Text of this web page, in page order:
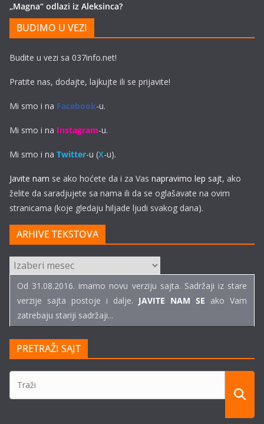
„Magna“ odlazi iz Aleksinca?
BUDIMO U VEZI
Budite u vezi sa 037info.net!
Pratite nas, dodajte, lajkujte ili se prijavite!
Mi smo i na Facebook-u.
Mi smo i na Instagram-u.
Mi smo i na Twitter-u (X-u).
Javite nam se ako hoćete da i za Vas napravimo lep sajt, ako
želite da saradjujete sa nama ili da se oglašavate na ovim
stranicama (koje gledaju hiljade ljudi svakog dana).
ARHIVE TEKSTOVA
ARHIVE
TEKSTOVA
Od 31.08.2016. imamo novu verziju sajta. Sadržaji iz stare
verzije sajta postoje i dalje. JAVITE NAM SE ako Vam
zatrebaju stariji sadržaji...
PRETRAŽI SAJT